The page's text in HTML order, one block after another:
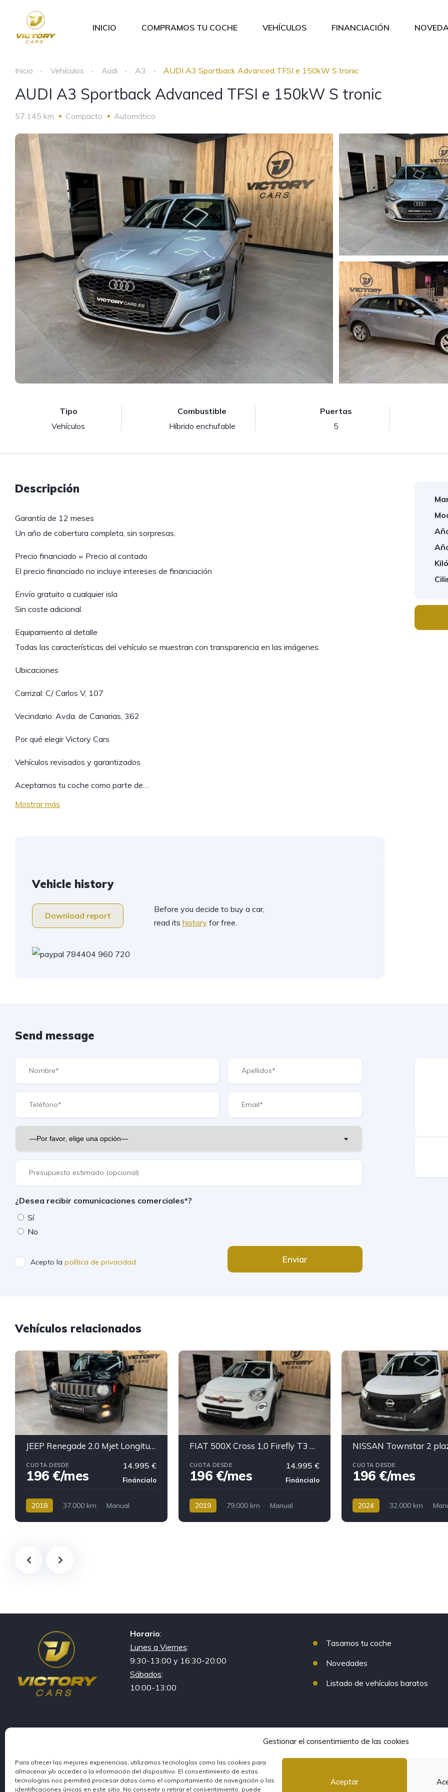
Gestionar el consentimiento de las cookies
Para ofrecer las mejores experiencias, utilizamos tecnologías como las cookies para
almacenar y/o acceder a la información del dispositivo. El consentimiento de estas
tecnologías nos permitirá procesar datos como el comportamiento de navegación o las
identificaciones únicas en este sitio. No consentir o retirar el consentimiento, puede
Aceptar
INICIO COMPRAMOS TU COCHE VEHÍCULOS FINANCIACIÓN
Inicio Vehículos Audi A3 AUDI A3 Sportback Advanced TFSI e 150kW S tronic
AUDI A3 Sportback Advanced TFSI e 150kW S tronic
57.145 km Compacto Automático
Tipo
Vehículos
Combustible
Híbrido enchufable
Puertas
5
Descripción
Garantía de 12 meses
Un año de cobertura completa, sin sorpresas.
Precio financiado = Precio al contado
El precio financiado no incluye intereses de financiación
Envío gratuito a cualquier isla
Sin coste adicional.
Equipamiento al detalle
Todas las características del vehículo se muestran con transparencia en las imágenes.
Ubicaciones
Carrizal: C/ Carlos V, 107
Vecindario: Avda. de Canarias, 362
Por qué elegir Victory Cars
Vehículos revisados y garantizados
Aceptamos tu coche como parte de…
Mostrar más
Vehicle history
Download report
Before you decide to buy a car,
read its historyfor free.
Send message
¿Desea recibir comunicaciones comerciales*?
Sí
No
Acepto la política de privacidad
Vehículos relacionados
JEEP Renegade 2.0 Mjet Longitude 4x4 120 CV Active Dri
CUOTA DESDE
196 €/mes
14.995 €
Fináncialo
2018 37.000 km
Manual
FIAT 500X Cross 1,0 Firefly T3 88KW (120 cv) S&S
CUOTA DESDE
196 €/mes
14.995 €
Fináncialo
2019 79.000 km
Manual
CUOTA DESDE
196 €/mes
2024 32.000 km
Horario:
Lunes a Viernes:
9:30-13:00 y 16:30-20:00
Sábados:
10:00-13:00
Tasamos tu coche
Novedades
Listado de vehículos baratos
© Victory Cars ·Condiciones oferta tres meses* Política de privacidad Política